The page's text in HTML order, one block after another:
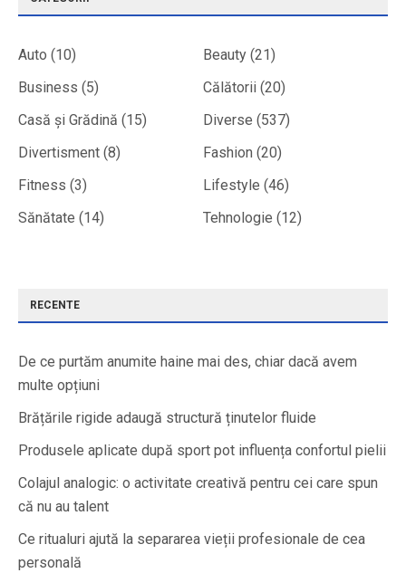
Auto (10) Beauty (21)
Business (5) Călătorii (20)
Casă și Grădină (15) Diverse (537)
Divertisment (8) Fashion (20)
Fitness (3) Lifestyle (46)
Sănătate (14) Tehnologie (12)
RECENTE
De ce purtăm anumite haine mai des, chiar dacă avem
multe opțiuni
Brățările rigide adaugă structură ținutelor fluide
Produsele aplicate după sport pot influența confortul pielii
Colajul analogic: o activitate creativă pentru cei care spun
că nu au talent
Ce ritualuri ajută la separarea vieții profesionale de cea
personală